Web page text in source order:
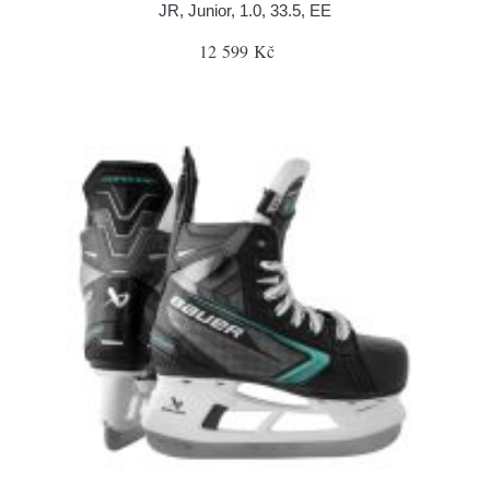
JR, Junior, 1.0, 33.5, EE
12 599 Kč